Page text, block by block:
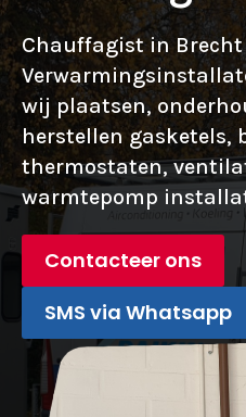
Chauffagist in Brecht
wij plaatsen,
herstellen gasketels,
thermostaten,
warmtepomp
Contacteer ons
SMS via Whatsapp